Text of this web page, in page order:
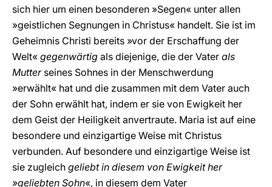
sich hier um einen besonderen »Segen« unter allen
»geistlichen Segnungen in Christus« handelt. Sie ist im
Geheimnis Christi bereits »vor der Erschaffung der
Welt« gegenwärtig als diejenige, die der Vater als
Mutterseines Sohnes in der Menschwerdung
»erwählt« hat und die zusammen mit dem Vater auch
der Sohn erwählt hat, indem er sie von Ewigkeit her
dem Geist der Heiligkeit anvertraute. Maria ist auf eine
besondere und einzigartige Weise mit Christus
verbunden. Auf besondere und einzigartige Weise ist
sie zugleich geliebt in diesem von Ewigkeit her
»geliebten Sohn«, in diesem dem Vater